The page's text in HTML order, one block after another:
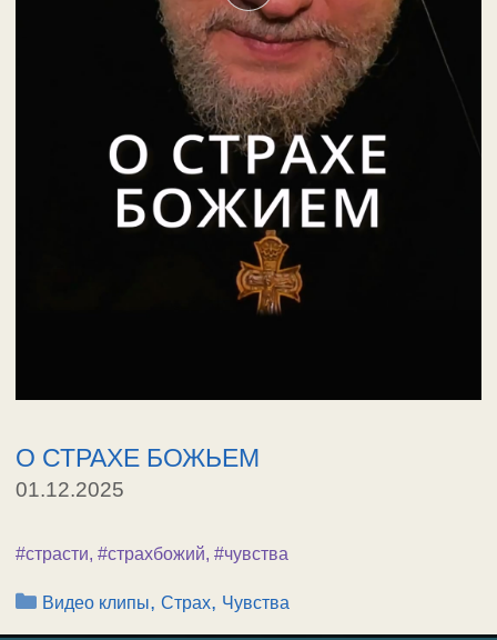
О СТРАХЕ БОЖЬЕМ
01.12.2025
#страсти, #страхбожий, #чувства
Рубрики
Видео клипы,Страх, Чувства